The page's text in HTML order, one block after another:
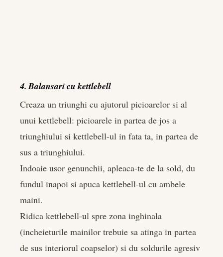
4. Balansari cu kettlebell
Creaza un triunghi cu ajutorul picioarelor si al
unui kettlebell: picioarele in partea de jos a
triunghiului si kettlebell-ul in fata ta, in partea de
sus a triunghiului.
Indoaie usor genunchii, apleaca-te de la sold, du
fundul inapoi si apuca kettlebell-ul cu ambele
maini.
Ridica kettlebell-ul spre zona inghinala
(incheieturile mainilor trebuie sa atinga in partea
de sus interiorul coapselor) si du soldurile agresiv